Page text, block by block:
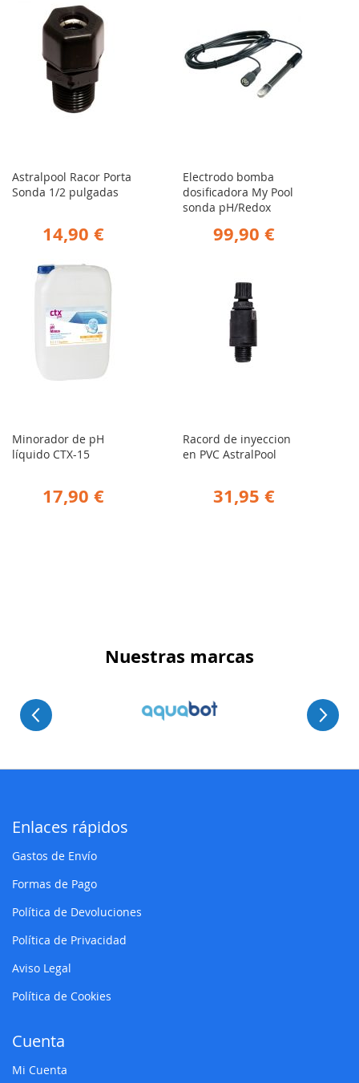
Astralpool Racor Porta
Sonda 1/2 pulgadas
14,90 €
Electrodo bomba
dosificadora My Pool
sonda pH/Redox
99,90 €
Minorador de pH
líquido CTX-15
17,90 €
Racord de inyeccion
en PVC AstralPool
31,95 €
Nuestras marcas
Enlaces rápidos
Gastos de Envío
Formas de Pago
Política de Devoluciones
Política de Privacidad
Aviso Legal
Política de Cookies
Cuenta
Mi Cuenta